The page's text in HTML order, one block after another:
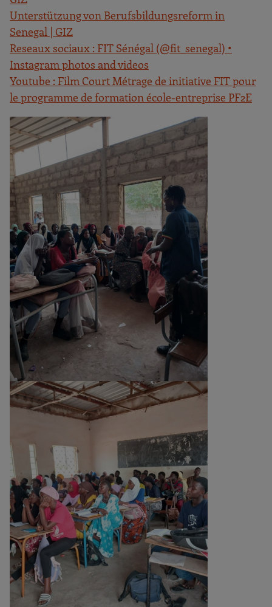
Unterstützung von Berufsbildungsreform in
Senegal | GIZ
Reseaux sociaux : FIT Sénégal (@fit_senegal) •
Instagram photos and videos
Youtube : Film Court Métrage de initiative FIT pour
le programme de formation école-entreprise PF2E